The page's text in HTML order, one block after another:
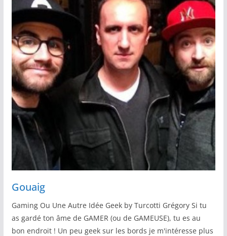
Gouaig
Gaming Ou Une Autre Idée Geek by Turcotti Grégory Si tu
as gardé ton âme de GAMER (ou de GAMEUSE), tu es au
bon endroit ! Un peu geek sur les bords je m'intéresse plus